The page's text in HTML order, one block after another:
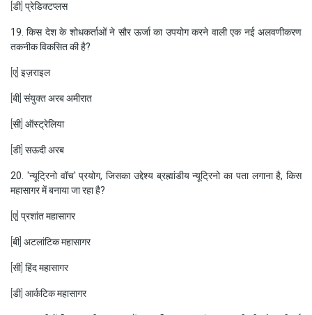
[डी] प्रेडिक्टप्लस
19. किस देश के शोधकर्ताओं ने सौर ऊर्जा का उपयोग करने वाली एक नई अलवणीकरण
तकनीक विकसित की है?
[ए] इज़राइल
[बी] संयुक्त अरब अमीरात
[सी] ऑस्ट्रेलिया
[डी] सऊदी अरब
20. 'न्यूट्रिनो वॉच' प्रयोग, जिसका उद्देश्य ब्रह्मांडीय न्यूट्रिनो का पता लगाना है, किस
महासागर में बनाया जा रहा है?
[ए] प्रशांत महासागर
[बी] अटलांटिक महासागर
[सी] हिंद महासागर
[डी] आर्कटिक महासागर